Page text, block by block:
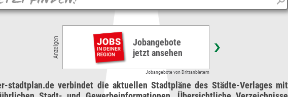
Anzeigen Buchhalter oder Steuerfachangestellte (gn*)
IBU-tec advanced materials AG • Weimar
Jobangebote von Drittanbietern
stadtplan.de verbindet die aktuellen Stadtpläne des Städte-Verlages mit